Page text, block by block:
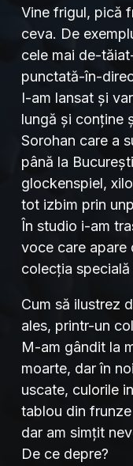
Vine frigul, pică
ceva. De
cele mai de-
punctată-în-
I-am lansat și
lungă și conține
Sorohan care a
până la
glockenspiel,
tot izbim prin
În studio i-am
voce care apare
colecția specială
Cum să ilustrez
ales, printr-un
M-am gândit la
moarte, dar în
uscate, culorile
tablou din
dar am simțit
De ce depre?